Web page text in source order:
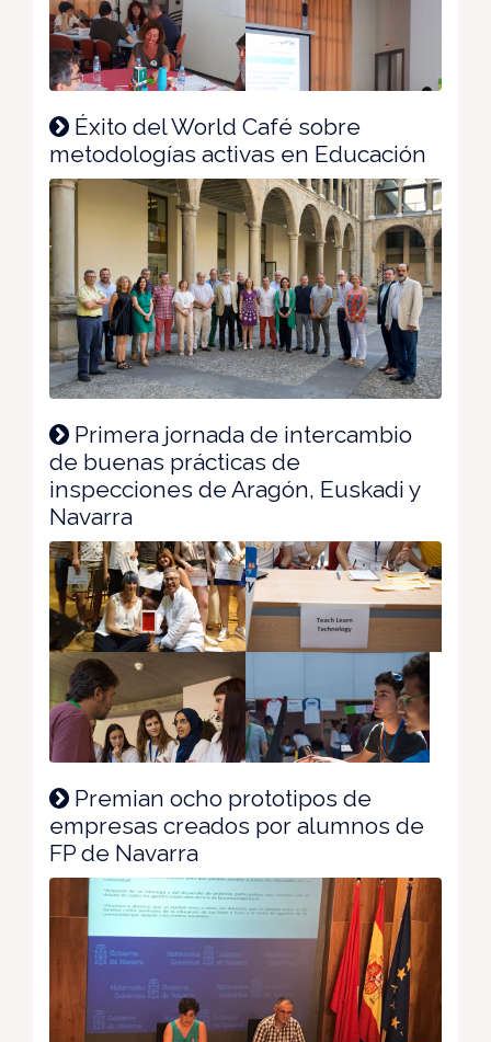
Éxito del World Café sobre
metodologías activas en Educación
Primera jornada de intercambio
de buenas prácticas de
inspecciones de Aragón, Euskadi y
Navarra
Premian ocho prototipos de
empresas creados por alumnos de
FP de Navarra